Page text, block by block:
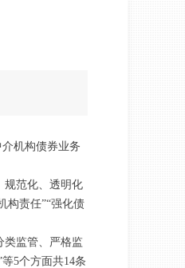
机构债券业务
规范化、透明化
构责任”“强化债
类监管、严格监
5个方面共14条